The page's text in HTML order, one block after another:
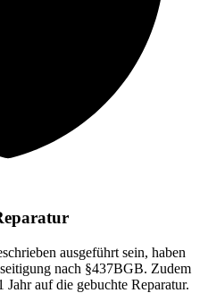
ausgeführt sein, haben
nach §437BGB. Zudem
auf die gebuchte Reparatur.